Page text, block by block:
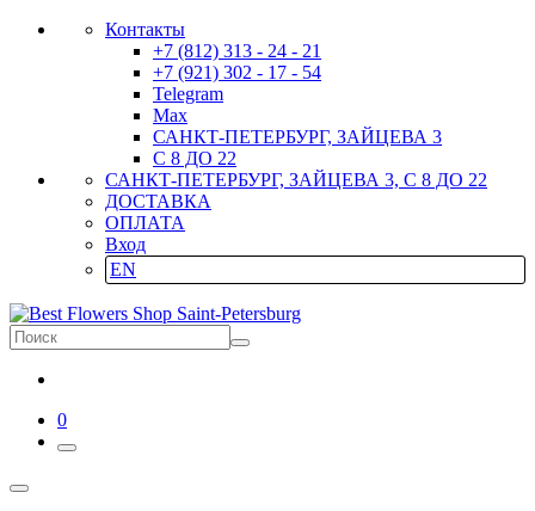
Контакты
+7 (812) 313 - 24 - 21
+7 (921) 302 - 17 - 54
Telegram
Max
САНКТ-ПЕТЕРБУРГ, ЗАЙЦЕВА 3
С 8 ДО 22
САНКТ-ПЕТЕРБУРГ, ЗАЙЦЕВА 3, С 8 ДО 22
ДОСТАВКА
ОПЛАТА
Вход
EN
0